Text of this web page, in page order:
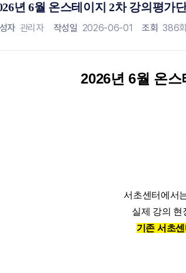
시설안내
년 6월 온스테이지 2차 강의평가
자 관리자 작성일 2026-06-01 조회 386회
2026년 6월 온
서초센터에서
실제 강의 현
기존 서초